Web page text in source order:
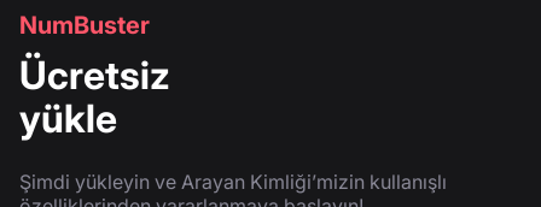
NumBuster
Ücretsiz
yükle
Şimdi yükleyin ve Arayan Kimliği’mizin kullanışlı